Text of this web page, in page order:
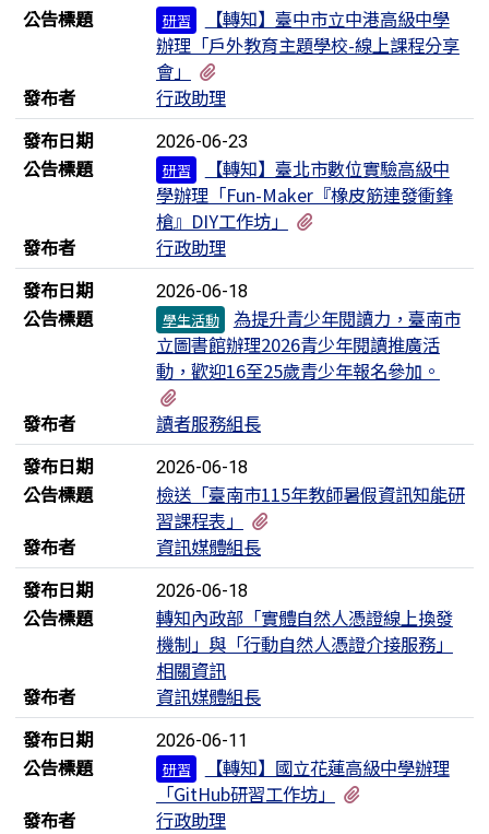
公告標題 研習
【轉知】臺中市立中港高級中學
辦理「戶外教育主題學校-線上課程分享
會」
發布者
行政助理
發布日期
2026-06-23
公告標題 研習
【轉知】臺北市數位實驗高級中
學辦理「Fun-Maker『橡皮筋連發衝鋒
槍』DIY工作坊」
發布者
行政助理
發布日期
2026-06-18
公告標題 學生活動
為提升青少年閱讀力，臺南市
立圖書館辦理2026青少年閱讀推廣活
動，歡迎16至25歲青少年報名參加。
發布者
讀者服務組長
發布日期
2026-06-18
公告標題
檢送「臺南市115年教師暑假資訊知能研
習課程表」
發布者
資訊媒體組長
發布日期
2026-06-18
公告標題
轉知內政部「實體自然人憑證線上換發
機制」與「行動自然人憑證介接服務」
相關資訊
發布者
資訊媒體組長
發布日期
2026-06-11
公告標題 研習
【轉知】國立花蓮高級中學辦理
「GitHub研習工作坊」
發布者
行政助理